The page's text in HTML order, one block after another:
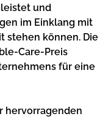
und
im Einklang mit
stehen können. Die
Care-Preis
für eine
hervorragenden